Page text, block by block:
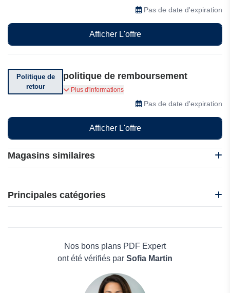
Magasins similaires
J2F Shop
Global YO
AURAS Travel Insurance
Principales catégories
Maison & JardinNos bons plans PDF Expert
ont été vérifiés par Sofia Martin
Pas de date d'expiration
Afficher L'offre
Politique de
retour
politique de remboursement
PDF Expert vous offre une garantie de
remboursement de 30 jours
Plus d'informations
Pas de date d'expiration
Afficher L'offre